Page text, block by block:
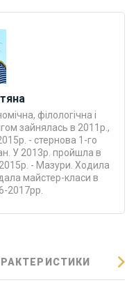
філологічна і
зайнялась в 2011р.,
- стернова 1-го
У 2013р. пройшла в
- Мазури. Ходила
майстер-класи в
2017рр.